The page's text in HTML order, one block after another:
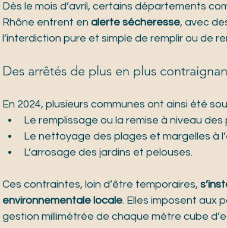
Dès le mois d’avril, certains départements
Rhône entrent en alerte sécheresse, avec
l’interdiction pure et simple de remplir ou de
Des arrêtés de plus en plus
En 2024, plusieurs communes ont ainsi été
Le remplissage ou la remise à niveau des
Le nettoyage des plages et margelles à
L’arrosage des jardins et pelouses.
Ces contraintes, loin d’être temporaires,
environnementale locale. Elles imposent aux
gestion millimétrée de chaque mètre cube